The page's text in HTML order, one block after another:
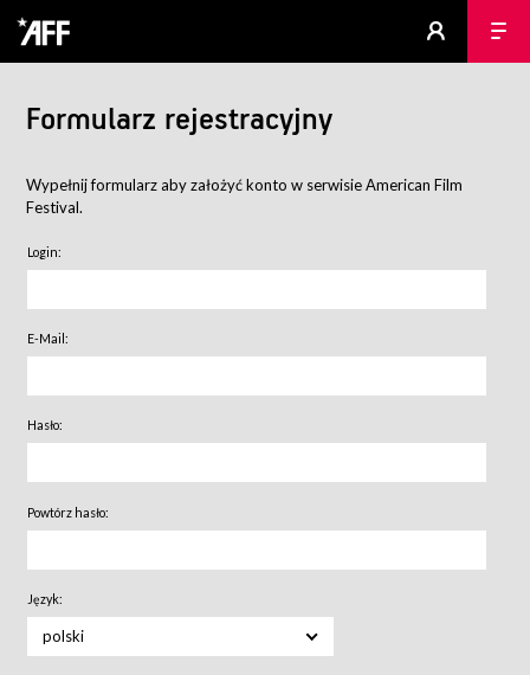
Formularz rejestracyjny
Wypełnij formularz aby założyć konto w serwisie American Film
Festival.
Login:
E-Mail:
Hasło:
Powtórz hasło:
Język:
polski